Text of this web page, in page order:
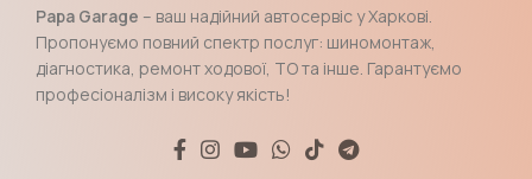
Papa Garage – ваш надійний автосервіс у Харкові.
Пропонуємо повний спектр послуг: шиномонтаж,
діагностика, ремонт ходової, ТО та інше. Гарантуємо
професіоналізм і високу якість!